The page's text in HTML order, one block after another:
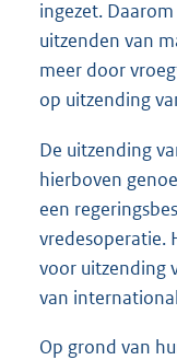
ingezet.
uitzenden van
meer door
op uitzending
De uitzending
hierboven
een
vredesoperatie.
voor uitzending
van
Op grond van